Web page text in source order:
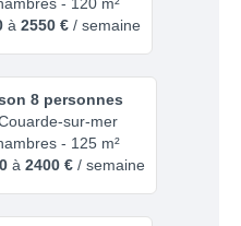
à 2550 € / semaine
8 personnes
sur-mer
- 125 m²
à 2400 € / semaine